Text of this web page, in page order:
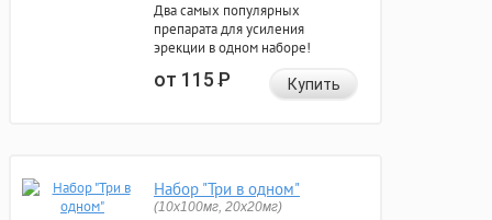
Два самых популярных
препарата для усиления
эрекции в одном наборе!
от 115Р Купить
Набор "Три в одном"
(10x100мг, 20x20мг)